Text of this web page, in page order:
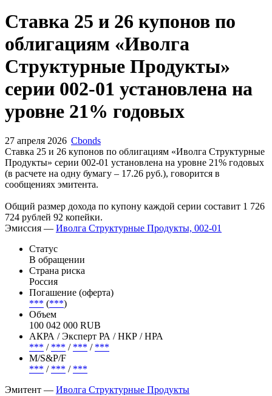
Ставка 25 и 26 купонов по
облигациям «Иволга
Структурные Продукты»
серии 002-01 установлена на
уровне 21% годовых
27 апреля 2026 Cbonds
Ставка 25 и 26 купонов по облигациям «Иволга Структурные
Продукты» серии 002-01 установлена на уровне 21% годовых
(в расчете на одну бумагу – 17.26 руб.), говорится в
сообщениях эмитента.
Общий размер дохода по купону каждой серии составит 1 726
724 рублей 92 копейки.
Эмиссия — Иволга Структурные Продукты, 002-01
Статус
В обращении
Страна риска
Россия
Погашение (оферта)
*** (***)
Объем
100 042 000 RUB
АКРА / Эксперт РА / НКР / НРА
*** / *** / *** / ***
М/S&P/F
*** / *** / ***
Эмитент — Иволга Структурные Продукты